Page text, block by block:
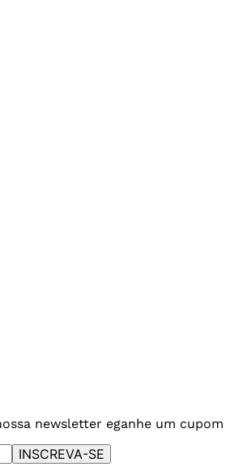
newsletter eganhe um
INSCREVA-SE